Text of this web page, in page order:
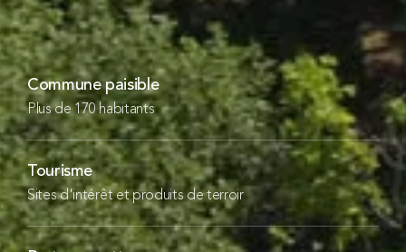
Commune paisible
Plus de 170 habitants
Tourisme
Sites d'intérêt et produits de terroir